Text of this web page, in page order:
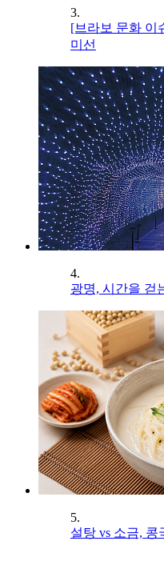
3.
[브라보 문화 이
미선
4.
광명, 시간을 걷
5.
설탕 vs 소금, 콩